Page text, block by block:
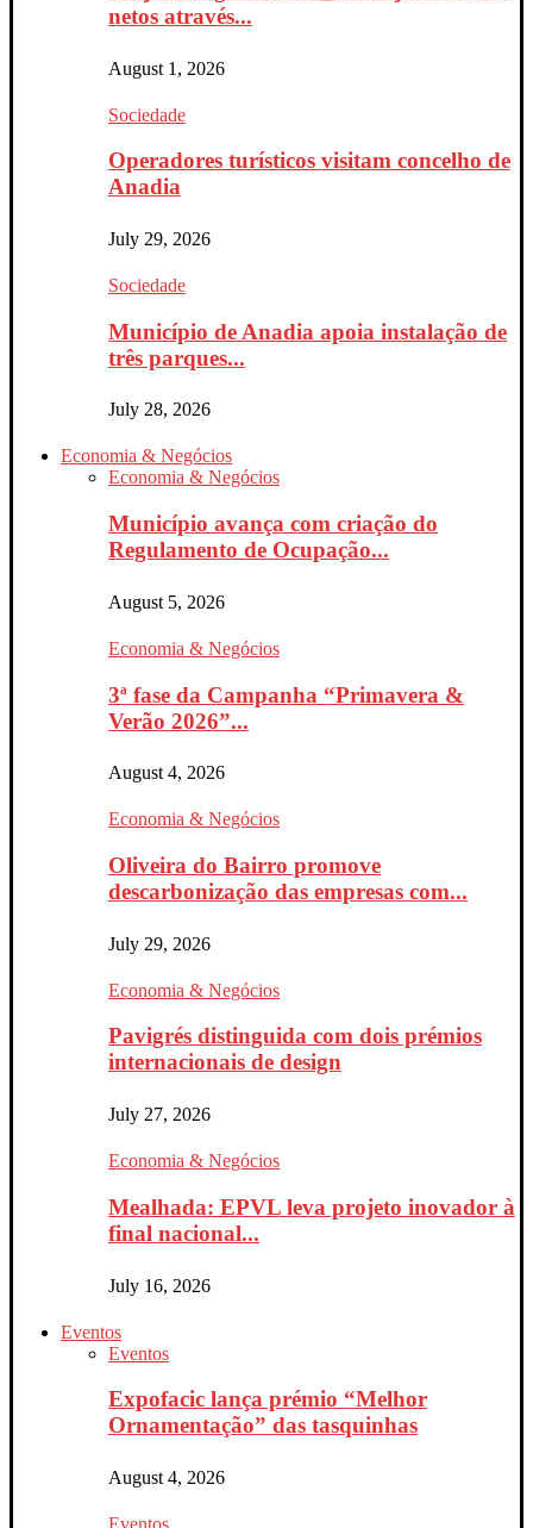
netos através...
August 1, 2026
Sociedade
Operadores turísticos visitam concelho de
Anadia
July 29, 2026
Sociedade
Município de Anadia apoia instalação de
três parques...
July 28, 2026
Economia & Negócios
Economia & Negócios
Município avança com criação do
Regulamento de Ocupação...
August 5, 2026
Economia & Negócios
3ª fase da Campanha “Primavera &
Verão 2026”...
August 4, 2026
Economia & Negócios
Oliveira do Bairro promove
descarbonização das empresas com...
July 29, 2026
Economia & Negócios
Pavigrés distinguida com dois prémios
internacionais de design
July 27, 2026
Economia & Negócios
Mealhada: EPVL leva projeto inovador à
final nacional...
July 16, 2026
Eventos
Eventos
Expofacic lança prémio “Melhor
Ornamentação” das tasquinhas
August 4, 2026
Eventos